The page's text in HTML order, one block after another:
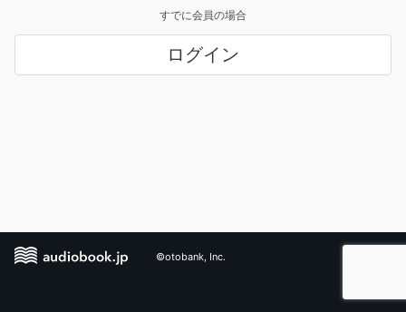
すでに会員の場合
ログイン
©otobank, Inc.